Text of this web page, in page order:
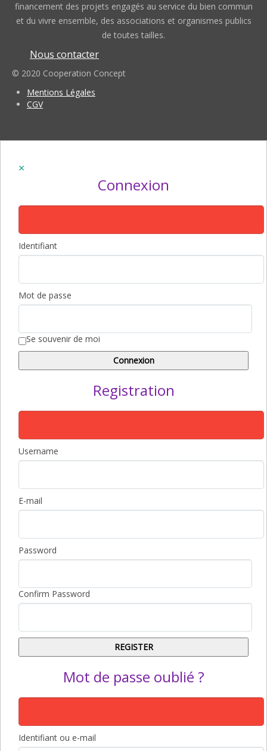
financement des projets engagés au service du bien commun
et du vivre ensemble, des associations et organismes publics
de toutes tailles.
Nous contacter
© 2020 Cooperation Concept
Mentions Légales
CGV
Connexion
Identifiant
Mot de passe
Se souvenir de moi
Registration
Username
E-mail
Password
Confirm Password
Mot de passe oublié ?
Identifiant ou e-mail